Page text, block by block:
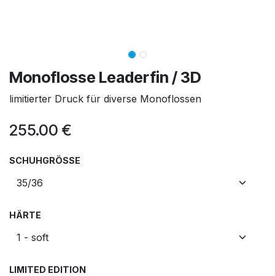
Monoflosse Leaderfin / 3D
limitierter Druck für diverse Monoflossen
255.00 €
SCHUHGRÖSSE
HÄRTE
LIMITED EDITION